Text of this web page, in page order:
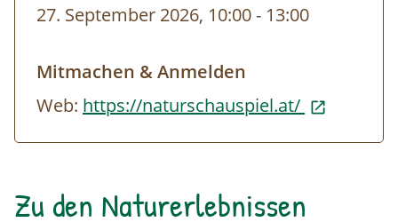
27. September 2026, 10:00- bis
13:00
Mitmachen & Anmelden
Web: https://naturschauspiel.at/
Zu den Naturerlebnissen